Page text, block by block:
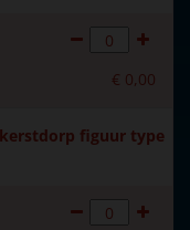
€ 0,00
figuur type